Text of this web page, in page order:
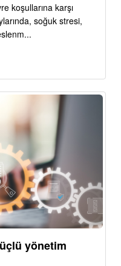
koşullarına karşı
soğuk stresi,
yönetim